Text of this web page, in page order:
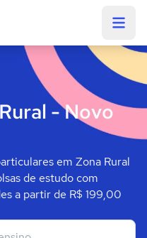
- Novo
em Zona Rural
de estudo com
a partir de R$ 199,00